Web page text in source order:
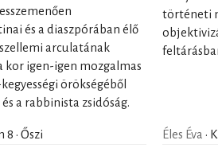
és a diaszpórában élő
arculatának
kor igen-igen mozgalmas
örökségéből
a rabbinista zsidóság.
történeti
8 · Őszi Éles Éva ·